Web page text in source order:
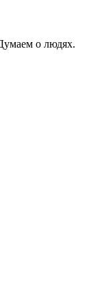
о людях.